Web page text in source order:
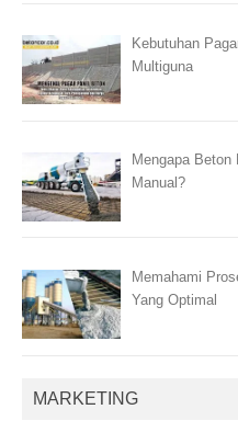
Kebutuhan
Multiguna
Mengapa
Manual?
Memahami
Yang Optimal
MARKETING